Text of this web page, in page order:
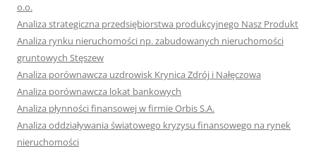
o.o.
Analiza strategiczna przedsiębiorstwa produkcyjnego Nasz Produkt
Analiza rynku nieruchomości np. zabudowanych nieruchomości
gruntowych Stęszew
Analiza porównawcza uzdrowisk Krynica Zdrój i Nałęczowa
Analiza porównawcza lokat bankowych
Analiza płynności finansowej w firmie Orbis S.A.
Analiza oddziaływania światowego kryzysu finansowego na rynek
nieruchomości